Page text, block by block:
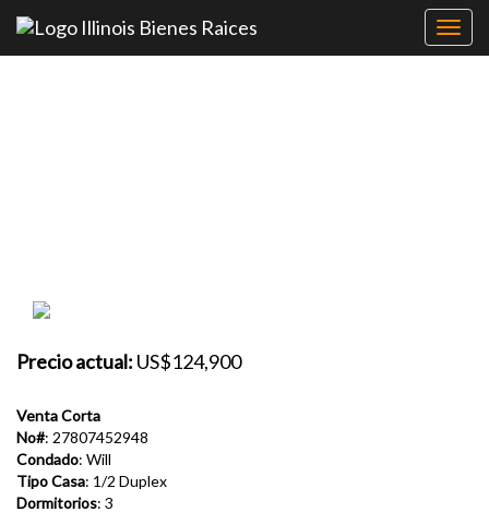
Precio actual: US$124,900
Venta Corta
No#: 27807452948
Condado: Will
Tipo Casa: 1/2 Duplex
Dormitorios: 3